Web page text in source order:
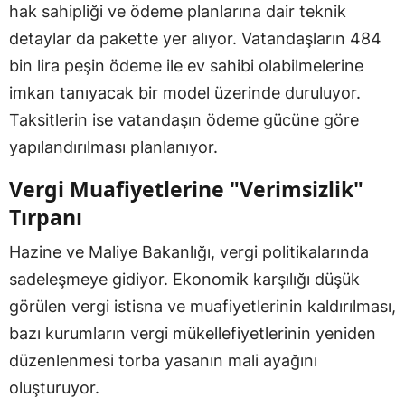
hak sahipliği ve ödeme planlarına dair teknik
detaylar da pakette yer alıyor. Vatandaşların 484
bin lira peşin ödeme ile ev sahibi olabilmelerine
imkan tanıyacak bir model üzerinde duruluyor.
Taksitlerin ise vatandaşın ödeme gücüne göre
yapılandırılması planlanıyor.
Vergi Muafiyetlerine "Verimsizlik"
Tırpanı
Hazine ve Maliye Bakanlığı, vergi politikalarında
sadeleşmeye gidiyor. Ekonomik karşılığı düşük
görülen vergi istisna ve muafiyetlerinin kaldırılması,
bazı kurumların vergi mükellefiyetlerinin yeniden
düzenlenmesi torba yasanın mali ayağını
oluşturuyor.